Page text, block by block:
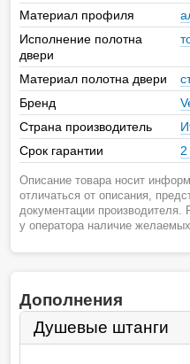
Материал профиля
Исполнение полотна
двери
Материал полотна двери
Бренд
Страна производитель
Срок гарантии
2
Описание товара носит
отличаться от описания,
документации производителя.
у оператора наличие
Дополнения
Душевые штанги